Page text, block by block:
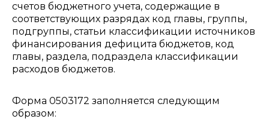
счетов бюджетного учета, содержащие в
соответствующих разрядах код главы, группы,
подгруппы, статьи классификации источников
финансирования дефицита бюджетов, код
главы, раздела, подраздела классификации
расходов бюджетов.
Форма 0503172 заполняется следующим
образом: